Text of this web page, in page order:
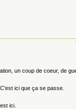
un coup de coeur, de
ici que ça se passe.
ici.